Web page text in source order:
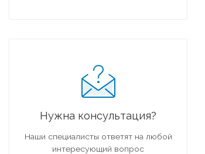
Нужна консультация?
Наши специалисты ответят на любой
интересующий вопрос